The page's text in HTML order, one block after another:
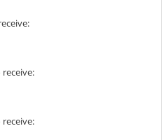
receive:
receive: